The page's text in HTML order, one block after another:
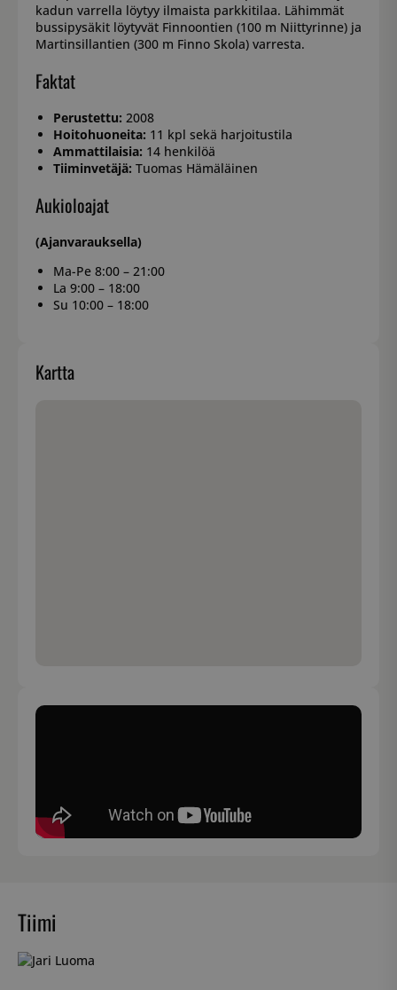
kadun varrella löytyy ilmaista parkkitilaa. Lähimmät
bussipysäkit löytyvät Finnoontien (100 m Niittyrinne) ja
Martinsillantien (300 m Finno Skola) varresta.
Faktat
Perustettu: 2008
Hoitohuoneita: 11 kpl sekä harjoitustila
Ammattilaisia: 14 henkilöä
Tiiminvetäjä: Tuomas Hämäläinen
Aukioloajat
(Ajanvarauksella)
Ma-Pe 8:00 – 21:00
La 9:00 – 18:00
Su 10:00 – 18:00
Kartta
Tiimi